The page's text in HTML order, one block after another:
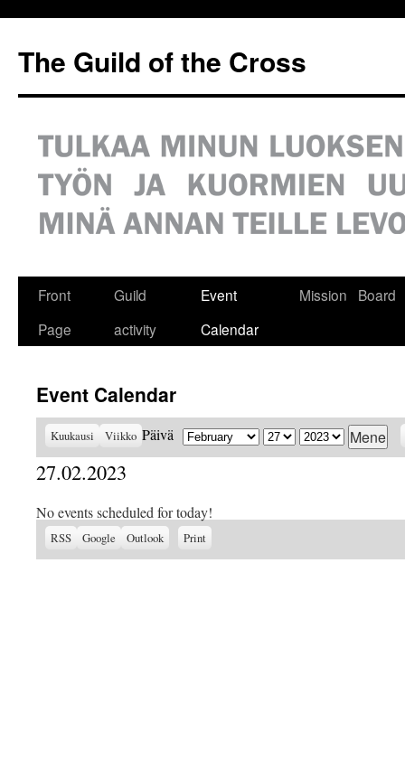
The Guild of the Cross
Front
Page
Guild
activity
Event
Calendar
Mission Board
Event Calendar
Kuukausi Viikko Päivä Kuukausi PäiväVuosi
27.02.2023
No events scheduled for today!
RSS
Subscribe
Google
Subscribe
Outlook Print